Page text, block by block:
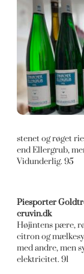
stenet og røget
end Ellergrub,
Vidunderlig. 95
Piesporter
cruvin.dk
Højintens pære,
citron og
med andre, men
elektricitet. 91